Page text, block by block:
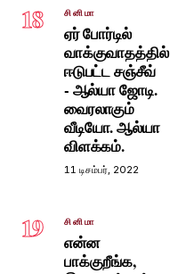
18 சினிமா
ஏர் போர்டில்
வாக்குவாதத்தில்
ஈடுபட்ட சஞ்சீவ்
- ஆல்யா ஜோடி.
வைரலாகும்
வீடியோ. ஆல்யா
விளக்கம்.
11 டிசம்பர், 2022
19 சினிமா
என்ன
பாக்குறீங்க,